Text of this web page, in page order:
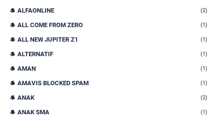
ALFAONLINE (2)
ALL COME FROM ZERO (1)
ALL NEW JUPITER Z1 (1)
ALTERNATIF (1)
AMAN (1)
AMAVIS BLOCKED SPAM (1)
ANAK (2)
ANAK SMA (1)